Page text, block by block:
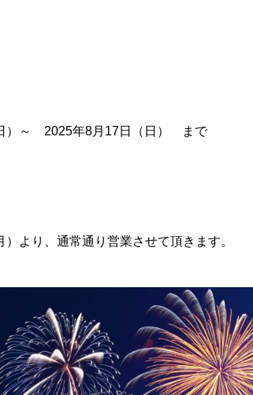
）～ 2025年8月17日（日） まで
より、通常通り営業させて頂きます。